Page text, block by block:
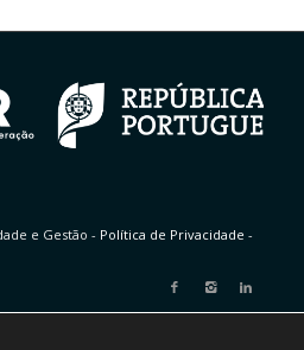
e Gestão - Política de Privacidade -